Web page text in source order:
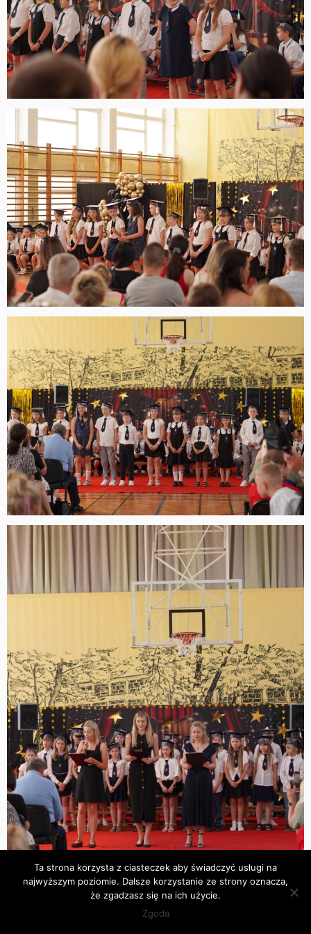
Ta strona korzysta z ciasteczek aby świadczyć usługi na
najwyższym poziomie. Dalsze korzystanie ze strony oznacza,
że zgadzasz się na ich użycie.
Zgoda